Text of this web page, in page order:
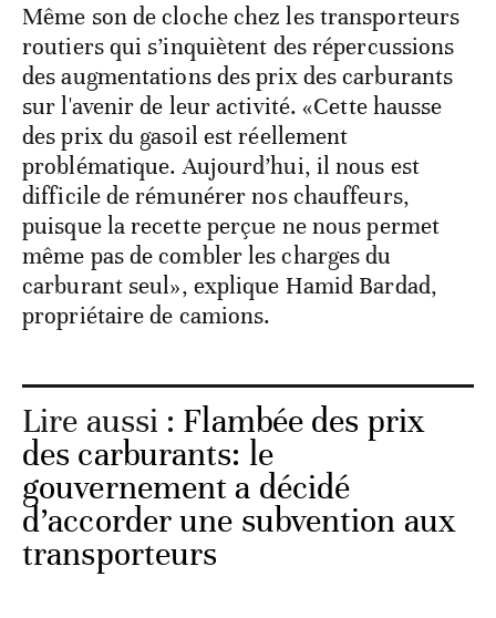
Même son de cloche chez les transporteurs
routiers qui s’inquiètent des répercussions
des augmentations des prix des carburants
sur l'avenir de leur activité. «Cette hausse
des prix du gasoil est réellement
problématique. Aujourd’hui, il nous est
difficile de rémunérer nos chauffeurs,
puisque la recette perçue ne nous permet
même pas de combler les charges du
carburant seul», explique Hamid Bardad,
propriétaire de camions.
Lire aussi : Flambée des prix
des carburants: le
gouvernement a décidé
d’accorder une subvention aux
transporteurs